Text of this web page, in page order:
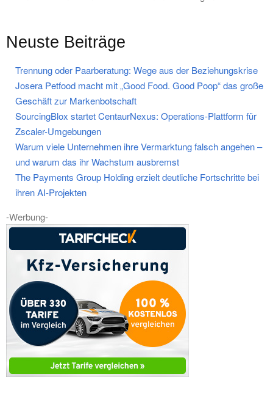
Neuste Beiträge
Trennung oder Paarberatung: Wege aus der Beziehungskrise
Josera Petfood macht mit „Good Food. Good Poop“ das große
Geschäft zur Markenbotschaft
SourcingBlox startet CentaurNexus: Operations-Plattform für
Zscaler-Umgebungen
Warum viele Unternehmen ihre Vermarktung falsch angehen –
und warum das ihr Wachstum ausbremst
The Payments Group Holding erzielt deutliche Fortschritte bei
ihren AI-Projekten
-Werbung-